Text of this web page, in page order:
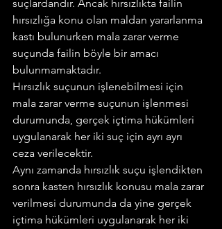
suçlardandır. Ancak hırsızlıkta failin
hırsızlığa konu olan maldan yararlanma
kastı bulunurken mala zarar verme
suçunda failin böyle bir amacı
bulunmamaktadır.
Hırsızlık suçunun işlenebilmesi için
mala zarar verme suçunun işlenmesi
durumunda, gerçek içtima hükümleri
uygulanarak her iki suç için ayrı ayrı
ceza verilecektir.
Aynı zamanda hırsızlık suçu işlendikten
sonra kasten hırsızlık konusu mala zarar
verilmesi durumunda da yine gerçek
içtima hükümleri uygulanarak her iki